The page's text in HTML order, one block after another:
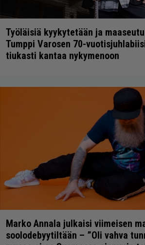
Työläisiä kyykytetään ja
Tumppi Varosen 70-
tiukasti kantaa nykymenoon
Marko Annala julkaisi viimeisen
soolodebyytiltään – ”Oli vahva